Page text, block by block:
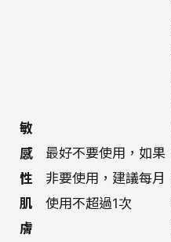
敏
感
性
肌
膚
最好不要使用，如果
非要使用，建議每月
使用不超過1次